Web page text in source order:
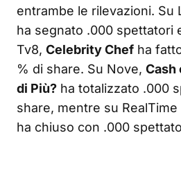
entrambe le rilevazioni. Su
ha segnato .000 spettatori
Tv8, Celebrity Chef ha
% di share. Su Nove, Cash
di Più? ha totalizzato .000
share, mentre su RealTime
ha chiuso con .000